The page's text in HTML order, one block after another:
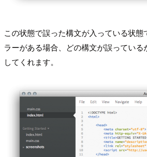
この状態で誤った構文が入っている状態
ラーがある場合、どの構文が誤ってい
してくれます。